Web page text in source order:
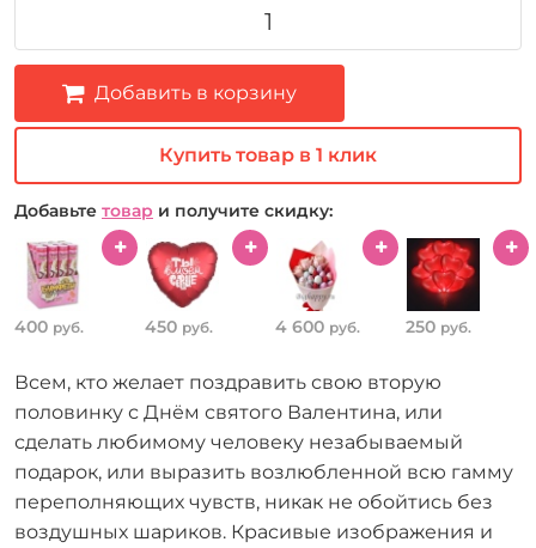
Добавить в корзину
Купить товар в 1 клик
Добавьте товар и получите скидку:
400 руб. 450 руб. 4 600 руб. 250 руб.
Всем, кто желает поздравить свою вторую
половинку с Днём святого Валентина, или
сделать любимому человеку незабываемый
подарок, или выразить возлюбленной всю гамму
переполняющих чувств, никак не обойтись без
воздушных шариков. Красивые изображения и